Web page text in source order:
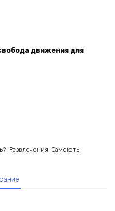
движения для
, Развлечения, Самокаты